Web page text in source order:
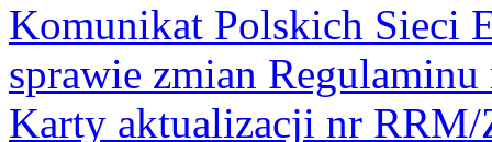
Komunikat Polskich Sieci
sprawie zmian
Karty aktualizacji nr